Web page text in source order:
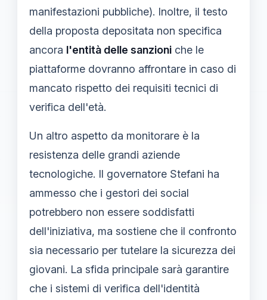
manifestazioni pubbliche). Inoltre, il testo
della proposta depositata non specifica
ancora l'entità delle sanzioni che le
piattaforme dovranno affrontare in caso di
mancato rispetto dei requisiti tecnici di
verifica dell'età.
Un altro aspetto da monitorare è la
resistenza delle grandi aziende
tecnologiche. Il governatore Stefani ha
ammesso che i gestori dei social
potrebbero non essere soddisfatti
dell'iniziativa, ma sostiene che il confronto
sia necessario per tutelare la sicurezza dei
giovani. La sfida principale sarà garantire
che i sistemi di verifica dell'identità